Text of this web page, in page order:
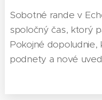
Sobotné rande v
spoločný čas, ktorý
Pokojné dopoludnie,
podnety a nové